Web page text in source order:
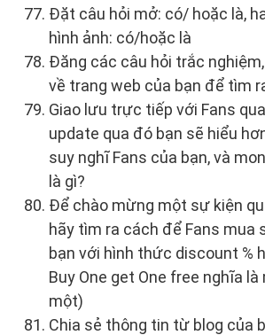
Đặt câu hỏi mở: có/ hoặc là,
hình ảnh: có/hoặc là
Đăng các câu hỏi trắc
về trang web của bạn để tìm
Giao lưu trực tiếp với Fans
update qua đó bạn sẽ hiểu
suy nghĩ Fans của bạn, và
là gì?
Để chào mừng một sự kiện
hãy tìm ra cách để Fans mua
bạn với hình thức discount %
Buy One get One free nghĩa
một)
Chia sẻ thông tin từ blog của